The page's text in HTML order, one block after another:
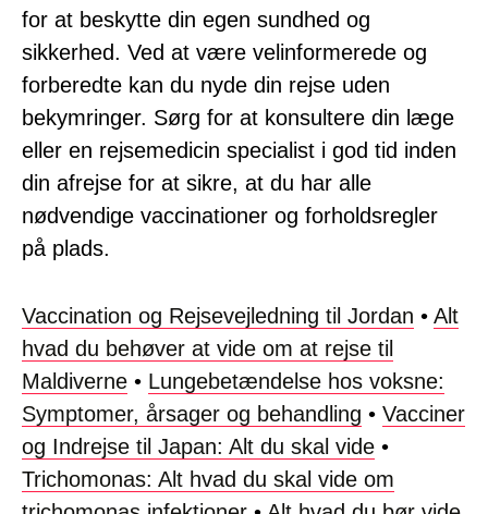
for at beskytte din egen sundhed og
sikkerhed. Ved at være velinformerede og
forberedte kan du nyde din rejse uden
bekymringer. Sørg for at konsultere din læge
eller en rejsemedicin specialist i god tid inden
din afrejse for at sikre, at du har alle
nødvendige vaccinationer og forholdsregler
på plads.
Vaccination og Rejsevejledning til Jordan • Alt
hvad du behøver at vide om at rejse til
Maldiverne • Lungebetændelse hos voksne:
Symptomer, årsager og behandling • Vacciner
og Indrejse til Japan: Alt du skal vide •
Trichomonas: Alt hvad du skal vide om